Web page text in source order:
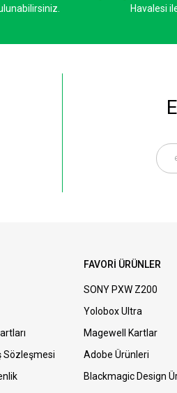
Havalesi
Sözleşmesi
FAVORİ ÜRÜNLER
SONY PXW Z200
Yolobox Ultra
Magewell Kartlar
Adobe Ürünleri
Blackmagic Design